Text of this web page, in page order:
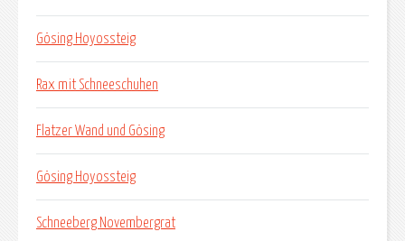
Gösing Hoyossteig
Rax mit Schneeschuhen
Flatzer Wand und Gösing
Gösing Hoyossteig
Schneeberg Novembergrat